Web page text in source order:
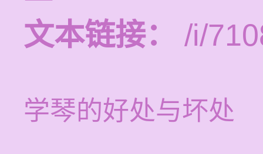
文本链接：
/i/
学琴的好处与坏处